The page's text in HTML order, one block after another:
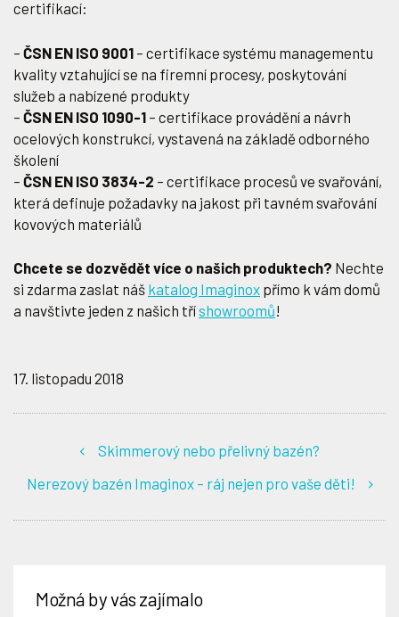
certifikací:
– ČSN EN ISO 9001 – certifikace systému managementu
kvality vztahující se na firemní procesy, poskytování
služeb a nabízené produkty
– ČSN EN ISO 1090-1 – certifikace provádění a návrh
ocelových konstrukcí, vystavená na základě odborného
školení
– ČSN EN ISO 3834-2 – certifikace procesů ve svařování,
která definuje požadavky na jakost při tavném svařování
kovových materiálů
Chcete se dozvědět více o našich produktech? Nechte
si zdarma zaslat náš katalog Imaginox přímo k vám domů
a navštivte jeden z našich tříshowroomů!
17. listopadu 2018
Skimmerový nebo přelivný bazén?
Nerezový bazén Imaginox – ráj nejen pro vaše děti!
Možná by vás zajímalo